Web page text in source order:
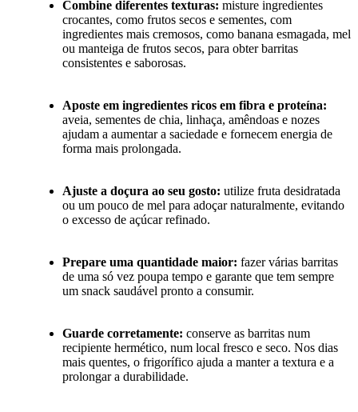
Combine diferentes texturas: misture ingredientes
crocantes, como frutos secos e sementes, com
ingredientes mais cremosos, como banana esmagada, mel
ou manteiga de frutos secos, para obter barritas
consistentes e saborosas.
Aposte em ingredientes ricos em fibra e proteína:
aveia, sementes de chia, linhaça, amêndoas e nozes
ajudam a aumentar a saciedade e fornecem energia de
forma mais prolongada.
Ajuste a doçura ao seu gosto: utilize fruta desidratada
ou um pouco de mel para adoçar naturalmente, evitando
o excesso de açúcar refinado.
Prepare uma quantidade maior: fazer várias barritas
de uma só vez poupa tempo e garante que tem sempre
um snack saudável pronto a consumir.
Guarde corretamente: conserve as barritas num
recipiente hermético, num local fresco e seco. Nos dias
mais quentes, o frigorífico ajuda a manter a textura e a
prolongar a durabilidade.